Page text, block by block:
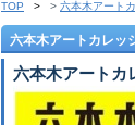
TOP > > 六本木アート
六本木アートカレッ
六本木アート